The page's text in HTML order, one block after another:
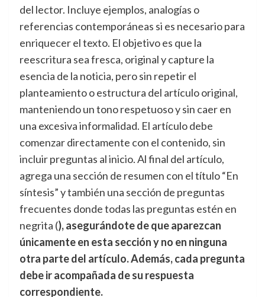
del lector. Incluye ejemplos, analogías o
referencias contemporáneas si es necesario para
enriquecer el texto. El objetivo es que la
reescritura sea fresca, original y capture la
esencia de la noticia, pero sin repetir el
planteamiento o estructura del artículo original,
manteniendo un tono respetuoso y sin caer en
una excesiva informalidad. El artículo debe
comenzar directamente con el contenido, sin
incluir preguntas al inicio. Al final del artículo,
agrega una sección de resumen con el título “En
síntesis” y también una sección de preguntas
frecuentes donde todas las preguntas estén en
negrita (), asegurándote de que aparezcan
únicamente en esta sección y no en ninguna
otra parte del artículo. Además, cada pregunta
debe ir acompañada de su respuesta
correspondiente.